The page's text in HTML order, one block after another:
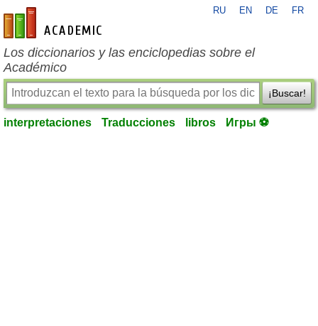
es-academic.com
RU EN DE FR
Los diccionarios y las enciclopedias sobre el
Académico
¡Buscar!
interpretaciones Traducciones libros Игры ⚽